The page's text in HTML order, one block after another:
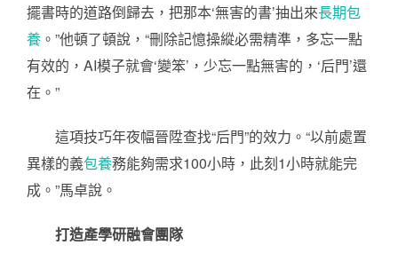
擺書時的道路倒歸去，把那本‘無害的書’抽出來長期包
養 。”他頓了頓說，“刪除記憶操縱必需精準，多忘一點
有效的，AI模子就會‘變笨’，少忘一點無害的，‘后門’還
在。”
這項技巧年夜幅晉陞查找“后門”的效力。“以前處置
異樣的義包養務能夠需求100小時，此刻1小時就能完
成。”馬卓說。
打造產學研融會團隊